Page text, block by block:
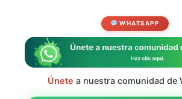
WHATSAPP
Únete a nuestra comunidad de